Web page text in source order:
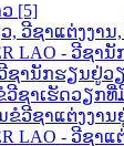
[5]
ວ, ວີຊາແຕ່ງ
LAO - ວີ
ວີຊານັກຮຽນຢູ່ວ
ຂໍວີຊາເຮັດວຽ
ຂໍວີຊາແຕ່ງງາ
LAO - ວີ